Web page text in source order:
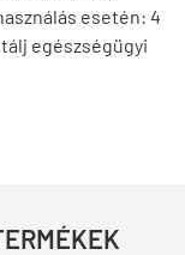
esetén: 4
egészségügyi